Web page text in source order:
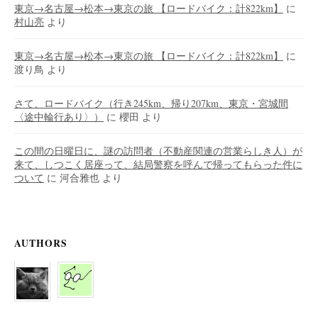
東京→名古屋→松本→東京の旅 【ロードバイク：計822km】
に
村山亮 より
東京→名古屋→松本→東京の旅 【ロードバイク：計822km】
に
渡り鳥 より
さて、ロードバイク（行き245km、帰り207km、東京・宮城間
〈途中輪行あり〉）
に 櫻田 より
この間の日曜日に、謎の訪問者（不動産関連の営業らしき人）が
来て、しつこく居座って、結局警察を呼んで帰ってもらった件に
ついて に 河合雅也 より
AUTHORS